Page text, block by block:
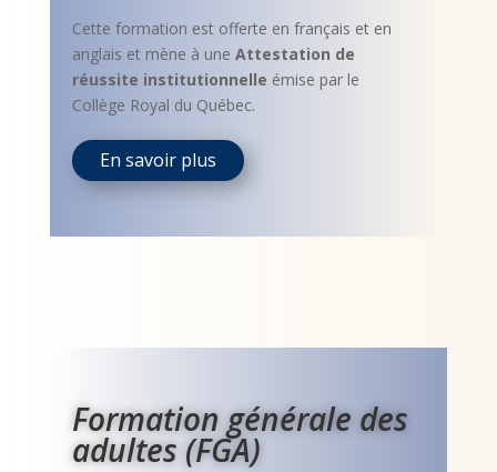
Cette formation est offerte en français et en
anglais et mène à une Attestation de
réussite institutionnelle émise par le
Collège Royal du Québec.
En savoir plus
Formation générale des
adultes (FGA)